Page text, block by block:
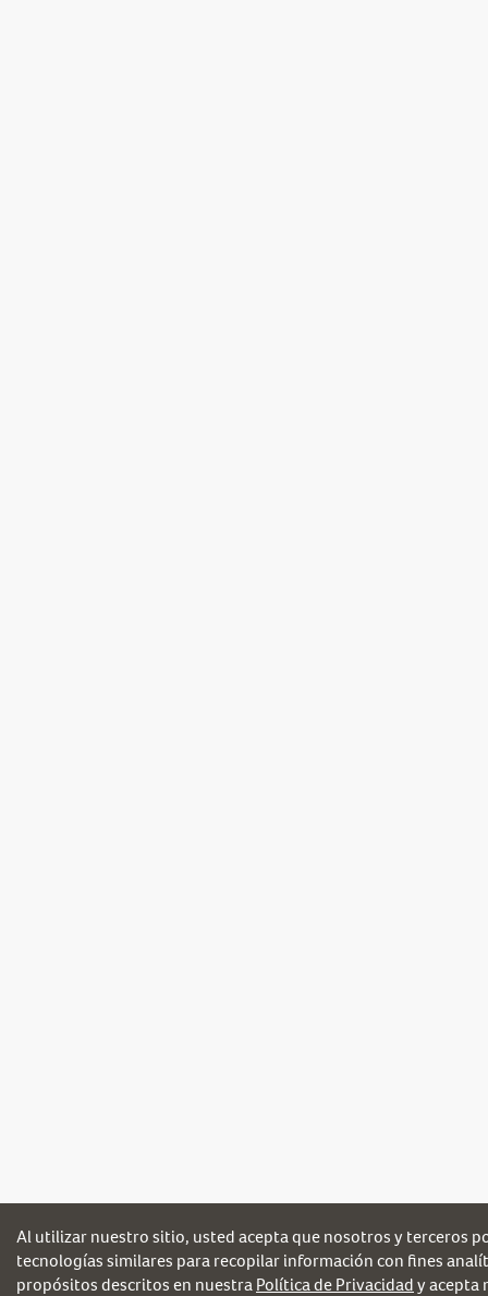
Al utilizar nuestro sitio, usted acepta que nosotros y terceros
tecnologías similares para recopilar información con fines
propósitos descritos en nuestraPolítica de Privacidady acepta